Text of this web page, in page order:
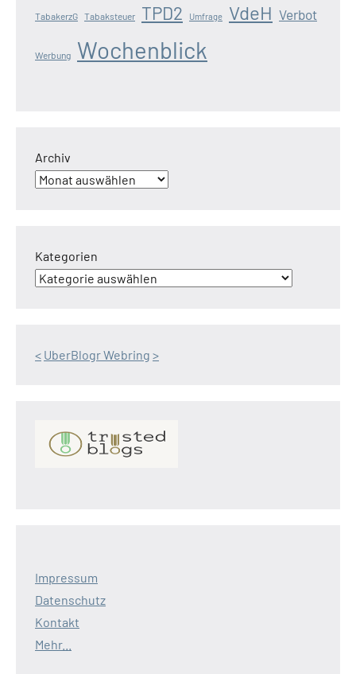
TabakerzG Tabaksteuer TPD2 Umfrage VdeH Verbot
Werbung Wochenblick
Archiv
Kategorien
< UberBlogr Webring >
Impressum
Datenschutz
Kontakt
Mehr...